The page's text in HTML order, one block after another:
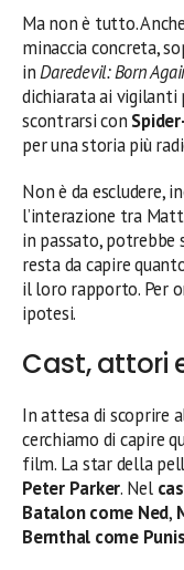
Ma non è tutto.
minaccia concreta,
inDaredevil: Born
dichiarata ai
scontrarsi con
per una storia più
Non è da escludere,
l’interazione tra
in passato, potrebbe
resta da capire
il loro rapporto. Per
ipotesi.
Cast, attori
In attesa di scoprire
cerchiamo di capire
film. La star della
Peter Parker. Nel
Batalon come Ned,
Bernthal come